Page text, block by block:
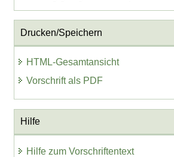
Drucken/Speichern
HTML-Gesamtansicht
Vorschrift als PDF
Hilfe
Hilfe zum Vorschriftentext